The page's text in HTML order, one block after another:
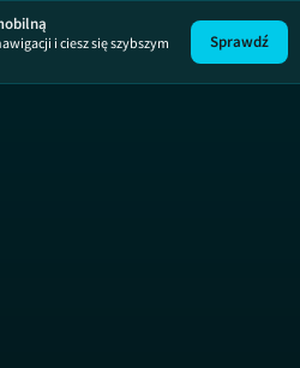
Życie na
i ciesz się szybszym
Sprawdź